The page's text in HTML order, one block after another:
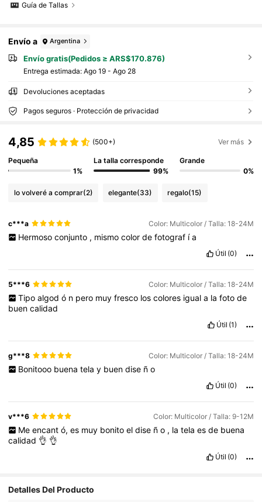
Guía de Tallas
Envío a Argentina
Envío gratis(Pedidos ≥ ARS$170.876)
Entrega estimada: Ago 19 - Ago 28
Devoluciones aceptadas
Pagos seguros · Protección de privacidad
4,85 (500+) Ver más
Pequeña
1%
La talla corresponde
99%
Grande
0%
lo volveré a comprar(2) elegante(33) regalo(15)
c***a Color: Multicolor / Talla: 18-24M
Hermoso conjunto , mismo color de fotograf ía
Útil (0)
5***6 Color: Multicolor / Talla: 18-24M
Tipo algod ó n pero muy fresco los colores igual a la foto de
buencalidad
Útil (1)
g***8 Color: Multicolor / Talla: 18-24M
Bonitooo buena tela y buen dise ñ o
Útil (0)
v***6 Color: Multicolor / Talla: 9-12M
Me encant ó, es muy bonito el dise ñ o , la tela es de buena
calidad 👌 👌
Útil (0)
Detalles Del Producto